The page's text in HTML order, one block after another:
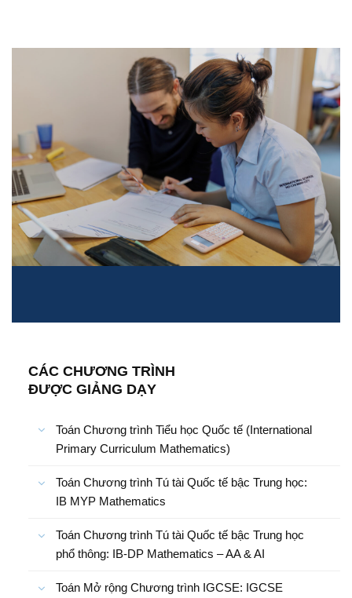
CÁC CHƯƠNG TRÌNH
ĐƯỢC GIẢNG DẠY
Toán Chương trình Tiểu học Quốc tế (International
Primary Curriculum Mathematics)
Toán Chương trình Tú tài Quốc tế bậc Trung học:
IB MYP Mathematics
Toán Chương trình Tú tài Quốc tế bậc Trung học
phổ thông: IB-DP Mathematics – AA & AI
Toán Mở rộng Chương trình IGCSE: IGCSE